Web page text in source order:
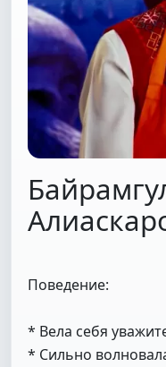
Поведение:
* Вела себя
* Сильно